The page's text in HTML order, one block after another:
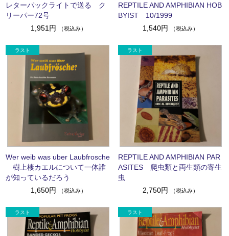
レターパックライトで送る ク
リーパー72号
1,951円
（税込み）
REPTILE AND AMPHIBIAN HOB
BYIST 10/1999
1,540円
（税込み）
Wer weib was uber Laubfrosche
樹上棲カエルについて一体誰
が知っているだろう
1,650円
（税込み）
REPTILE AND AMPHIBIAN PAR
ASITES 爬虫類と両生類の寄生
虫
2,750円
（税込み）